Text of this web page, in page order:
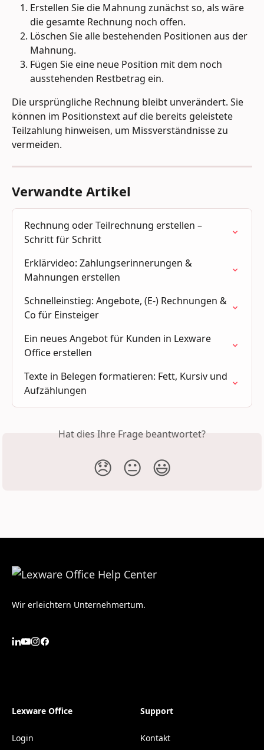
Erstellen Sie die Mahnung zunächst so, als wäre
die gesamte Rechnung noch offen.
Löschen Sie alle bestehenden Positionen aus der
Mahnung.
Fügen Sie eine neue Position mit dem noch
ausstehenden Restbetrag ein.
Die ursprüngliche Rechnung bleibt unverändert. Sie
können im Positionstext auf die bereits geleistete
Teilzahlung hinweisen, um Missverständnisse zu
vermeiden.
Verwandte Artikel
Rechnung oder Teilrechnung erstellen –
Schritt für Schritt
Erklärvideo: Zahlungserinnerungen &
Mahnungen erstellen
Schnelleinstieg: Angebote, (E-) Rechnungen &
Co für Einsteiger
Ein neues Angebot für Kunden in Lexware
Office erstellen
Texte in Belegen formatieren: Fett, Kursiv und
Aufzählungen
Hat dies Ihre Frage beantwortet?
😞 😐 😃
Wir erleichtern Unternehmertum.
Lexware Office
Login
Support
Kontakt